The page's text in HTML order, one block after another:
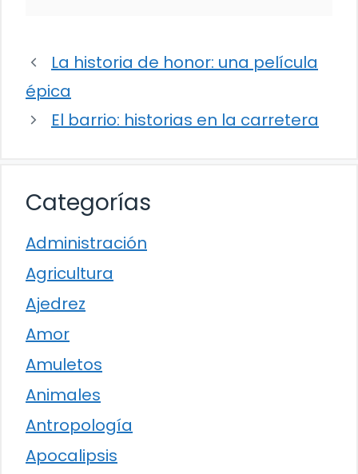
La historia de honor: una película
épica
El barrio: historias en la carretera
Categorías
Administración
Agricultura
Ajedrez
Amor
Amuletos
Animales
Antropología
Apocalipsis